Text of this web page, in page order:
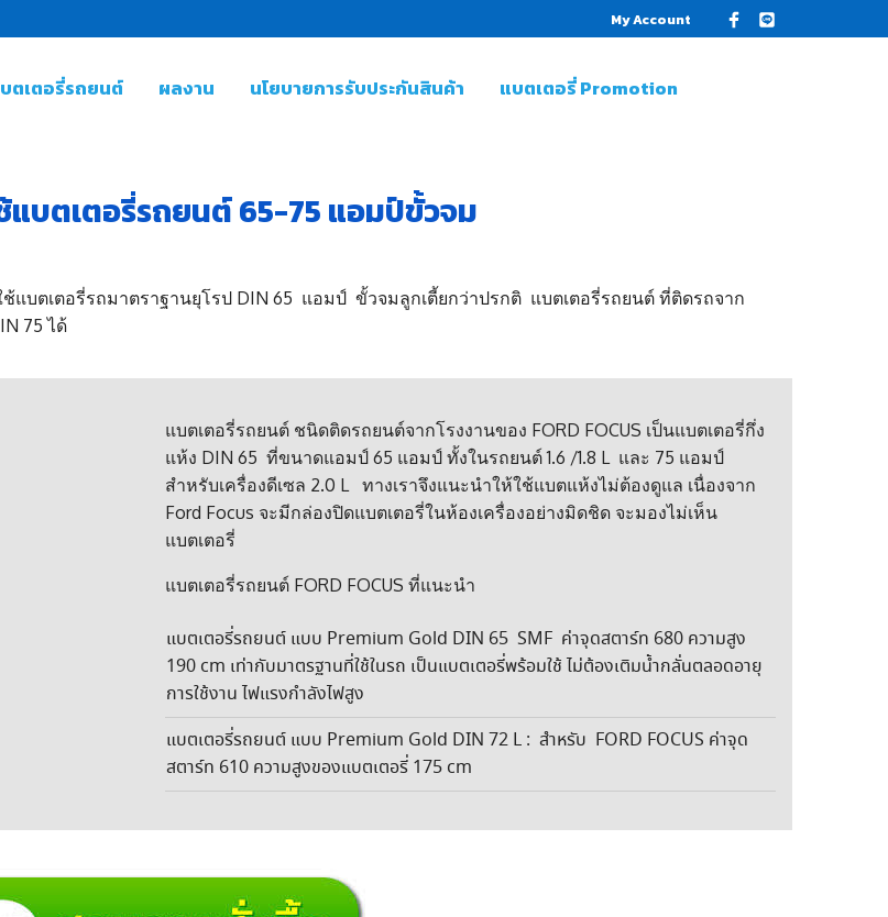
My Account
ตเตอรี่รถยนต์ ผลงาน นโยบายการรับประกันสินค้า แบตเตอรี่ Promotion
แบตเตอรี่รถยนต์ 65-75 แอมป์ขั้วจม
ช้แบตเตอรี่รถมาตราฐานยุโรป DIN 65 แอมป์ ขั้วจมลูกเตี้ยกว่าปรกติ แบตเตอรี่รถยนต์ ที่ติดรถจาก
75 ได้
แบตเตอรี่รถยนต์ ชนิดติดรถยนต์จากโรงงานของ FORD FOCUS เป็นแบตเตอรี่กึ่ง
แห้ง DIN 65 ที่ขนาดแอมป์ 65 แอมป์ ทั้งในรถยนต์ 1.6 /1.8 L และ 75 แอมป์
สำหรับเครื่องดีเซล 2.0 L ทางเราจึงแนะนำให้ใช้แบตแห้งไม่ต้องดูแล เนื่องจาก
Ford Focus จะมีกล่องปิดแบตเตอรี่ในห้องเครื่องอย่างมิดชิด จะมองไม่เห็น
แบตเตอรี่
แบตเตอรี่รถยนต์ FORD FOCUS ที่แนะนำ
แบตเตอรี่รถยนต์ แบบ Premium Gold DIN 65 SMF ค่าจุดสตาร์ท 680 ความสูง
190 cm เท่ากับมาตรฐานที่ใช้ในรถ เป็นแบตเตอรี่พร้อมใช้ ไม่ต้องเติมน้ำกลั่นตลอดอายุ
การใช้งาน ไฟแรงกำลังไฟสูง
แบตเตอรี่รถยนต์ แบบ Premium Gold DIN 72 L : สำหรับ FORD FOCUS ค่าจุด
สตาร์ท 610 ความสูงของแบตเตอรี่ 175 cm